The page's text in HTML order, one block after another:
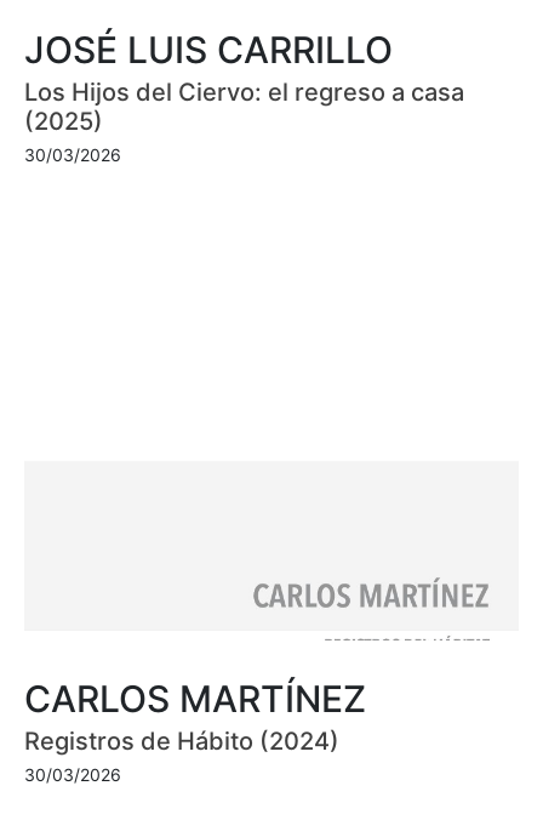
JOSÉ LUIS CARRILLO
Los Hijos del Ciervo: el regreso a casa
(2025)
30/03/2026
CARLOS MARTÍNEZ
Registros de Hábito (2024)
30/03/2026